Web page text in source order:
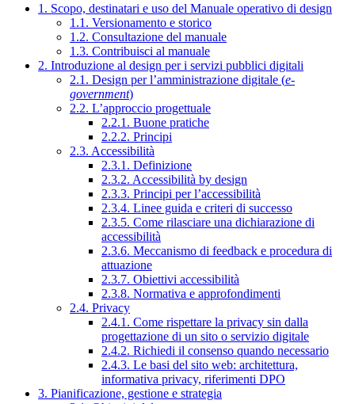
1. Scopo, destinatari e uso del Manuale operativo di design
1.1. Versionamento e storico
1.2. Consultazione del manuale
1.3. Contribuisci al manuale
2. Introduzione al design per i servizi pubblici digitali
2.1. Design per l’amministrazione digitale (e-
government)
2.2. L’approccio progettuale
2.2.1. Buone pratiche
2.2.2. Principi
2.3. Accessibilità
2.3.1. Definizione
2.3.2. Accessibilità by design
2.3.3. Principi per l’accessibilità
2.3.4. Linee guida e criteri di successo
2.3.5. Come rilasciare una dichiarazione di
accessibilità
2.3.6. Meccanismo di feedback e procedura di
attuazione
2.3.7. Obiettivi accessibilità
2.3.8. Normativa e approfondimenti
2.4. Privacy
2.4.1. Come rispettare la privacy sin dalla
progettazione di un sito o servizio digitale
2.4.2. Richiedi il consenso quando necessario
2.4.3. Le basi del sito web: architettura,
informativa privacy, riferimenti DPO
3. Pianificazione, gestione e strategia